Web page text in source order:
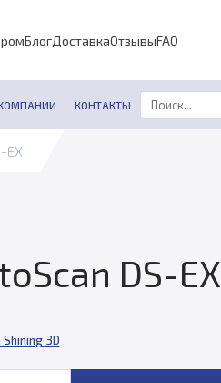
БлогДоставкаОтзывыFAQ
КОНТАКТЫ
EX
DS-EX
3D